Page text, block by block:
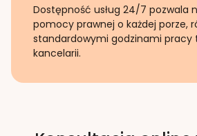
Dostępność usług 24/7 pozwala
pomocy prawnej o każdej porze,
standardowymi godzinami pracy
kancelarii.